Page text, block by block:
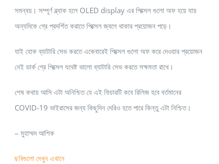
সমন্বয়। সম্পূর্ণ ব্ল্যাক হলে OLED display এর পিক্সেল গুলো অফ হয়ে যায়
অন্যদিকে গ্রে প্রদর্শিত করাতে পিক্সেল জ্বলে থাকার প্রয়োজন পড়ে।
যাই হোক ব্যাটারি সেভ করতে একেবারেই পিক্সেল গুলো অফ করে দেওয়ার প্রয়োজন
নেই ডার্ক গ্রে পিক্সেল যথেষ্ট ভালো ব্যাটারি সেভ করতে সক্ষমতা রাখে।
শেষ কথায় আসি এটা অনিশ্চিত যে এই ফিচারটি কবে রিলিজ হবে বর্তমানের
COVID-19 ভাইরাসের জন্য কিছুদিন দেরিও হতে পারে কিন্তু এটা নিশ্চিত।
– মুহাম্মদ আশিক
ছবিগুলো দেখুন এখানে